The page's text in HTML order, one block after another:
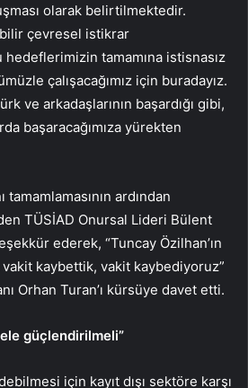
olarak belirtilmektedir.
çevresel istikrar
tamamına istisnasız
çalışacağımız için buradayız.
ve arkadaşlarının başardığı gibi,
başaracağımıza yürekten
tamamlamasının ardından
TÜSİAD Onursal Lideri Bülent
ederek, “Tuncay Özilhan’ın
kaybettik, vakit kaybediyoruz”
Orhan Turan’ı kürsüye davet etti.
güçlendirilmeli”
için kayıt dışı sektöre karşı